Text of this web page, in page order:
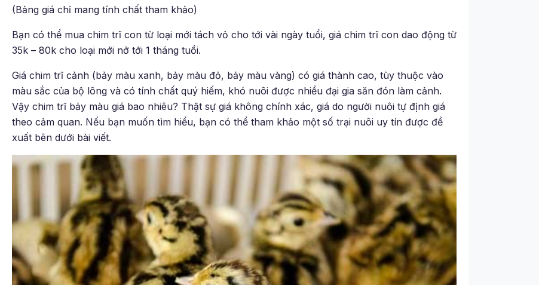
(Bảng giá chỉ mang tính chất tham khảo)
Bạn có thể mua chim trĩ con từ loại mới tách vỏ cho tới vài ngày tuổi, giá chim trĩ con dao động từ
35k – 80k cho loại mới nở tới 1 tháng tuổi.
Giá chim trĩ cảnh (bảy màu xanh, bảy màu đỏ, bảy màu vàng) có giá thành cao, tùy thuộc vào
màu sắc của bộ lông và có tính chất quý hiếm, khó nuôi được nhiều đại gia săn đón làm cảnh.
Vậy chim trĩ bảy màu giá bao nhiêu? Thật sự giá không chính xác, giá do người nuôi tự định giá
theo cảm quan. Nếu bạn muốn tìm hiểu, bạn có thể tham khảo một số trại nuôi uy tín được đề
xuất bên dưới bài viết.